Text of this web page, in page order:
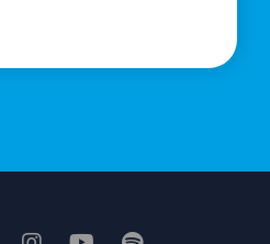
“Passione
il
della